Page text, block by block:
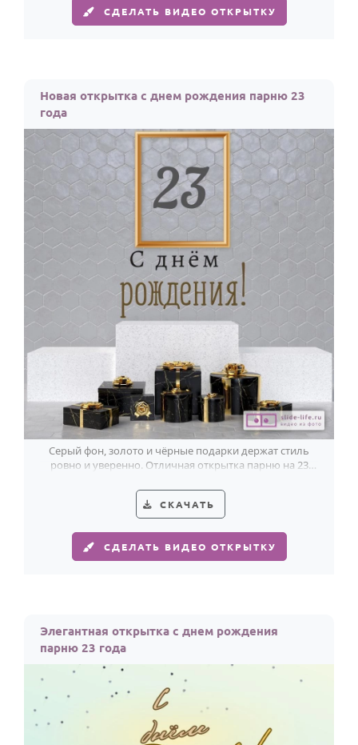
СДЕЛАТЬ ВИДЕО ОТКРЫТКУ
Новая открытка с днем рождения парню 23
года
Серый фон, золото и чёрные подарки держат стиль
ровно и уверенно. Отличная открытка парню на 23
СКАЧАТЬ
СДЕЛАТЬ ВИДЕО ОТКРЫТКУ
Элегантная открытка с днем рождения
парню 23 года